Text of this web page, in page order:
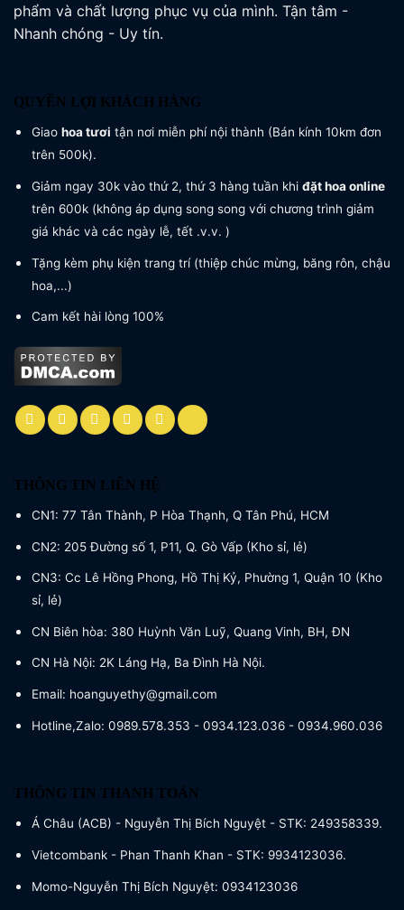
phẩm và chất lượng phục vụ của mình. Tận tâm -
Nhanh chóng - Uy tín.
QUYỀN LỢI KHÁCH HÀNG
Giao hoa tươi tận nơi miễn phí nội thành (Bán kính 10km đơn
trên 500k).
Giảm ngay 30k vào thứ 2, thứ 3 hàng tuần khi đặt hoa online
trên 600k (không áp dụng song song với chương trình giảm
giá khác và các ngày lễ, tết .v.v. )
Tặng kèm phụ kiện trang trí (thiệp chúc mừng, băng rôn, chậu
hoa,...)
Cam kết hài lòng 100%
THÔNG TIN LIÊN HỆ
CN1: 77 Tân Thành, P Hòa Thạnh, Q Tân Phú, HCM
CN2: 205 Đường số 1, P11, Q. Gò Vấp (Kho sỉ, lẻ)
CN3: Cc Lê Hồng Phong, Hồ Thị Kỷ, Phường 1, Quận 10 (Kho
sỉ, lẻ)
CN Biên hòa: 380 Huỳnh Văn Luỹ, Quang Vinh, BH, ĐN
CN Hà Nội: 2K Láng Hạ, Ba Đình Hà Nội.
Email: hoanguyethy@gmail.com
Hotline,Zalo: 0989.578.353 - 0934.123.036 - 0934.960.036
THÔNG TIN THANH TOÁN
Á Châu (ACB) - Nguyễn Thị Bích Nguyệt - STK: 249358339.
Vietcombank - Phan Thanh Khan - STK: 9934123036.
Momo-Nguyễn Thị Bích Nguyệt: 0934123036